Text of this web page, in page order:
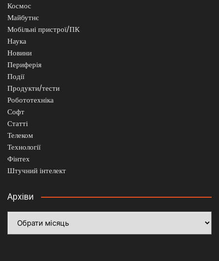
Космос
Майбутнє
Мобільні пристрої/ПК
Наука
Новини
Периферія
Події
Продукти/тести
Робототехніка
Софт
Статті
Телеком
Технології
Фінтех
Штучний інтелект
Архіви